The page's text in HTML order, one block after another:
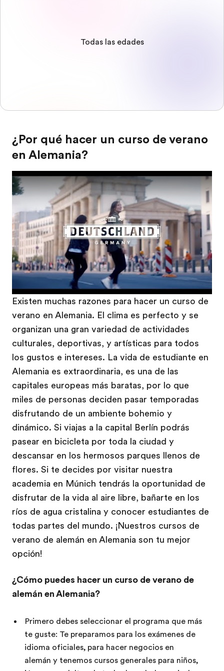
Todas las edades
¿Por qué hacer un curso de verano
en Alemania?
Play
Existen muchas razones para hacer un curso de
verano en Alemania. El clima es perfecto y se
organizan una gran variedad de actividades
culturales, deportivas, y artísticas para todos
los gustos e intereses. La vida de estudiante en
Alemania es extraordinaria, es una de las
capitales europeas más baratas, por lo que
miles de personas deciden pasar temporadas
disfrutando de un ambiente bohemio y
dinámico. Si viajas a la capital Berlín podrás
pasear en bicicleta por toda la ciudad y
descansar en los hermosos parques llenos de
flores. Si te decides por visitar nuestra
academia en Múnich tendrás la oportunidad de
disfrutar de la vida al aire libre, bañarte en los
ríos de agua cristalina y conocer estudiantes de
todas partes del mundo. ¡Nuestros cursos de
verano de alemán en Alemania son tu mejor
opción!
¿Cómo puedes hacer un curso de verano de
alemán en Alemania?
Primero debes seleccionar el programa que más
te guste: Te preparamos para los exámenes de
idioma oficiales, para hacer negocios en
alemán y tenemos cursos generales para niños,